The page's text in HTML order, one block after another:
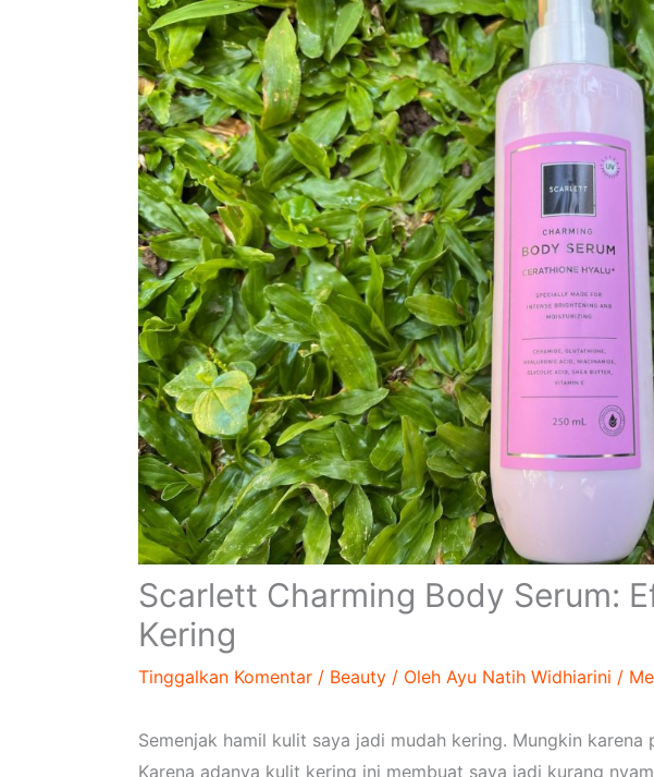
Scarlett Charming Body Serum:
Kering
Tinggalkan Komentar / Beauty/ Oleh Ayu Natih Widhiarini /
Semenjak hamil kulit saya jadi mudah kering. Mungkin
Karena adanya kulit kering ini membuat saya jadi kurang